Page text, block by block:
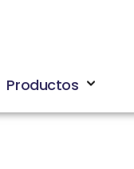
Productos